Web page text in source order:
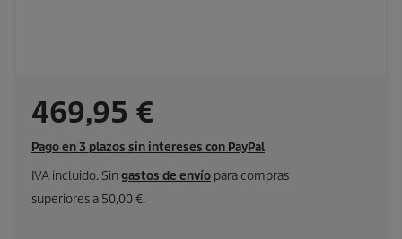
P
r
e
469,95 €
Pago en 3 plazos sin intereses con PayPal
IVA incluido. Singastos de envío para compras
superiores a 50,00 €.